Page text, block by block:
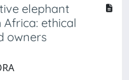
elephant
ethical
owners